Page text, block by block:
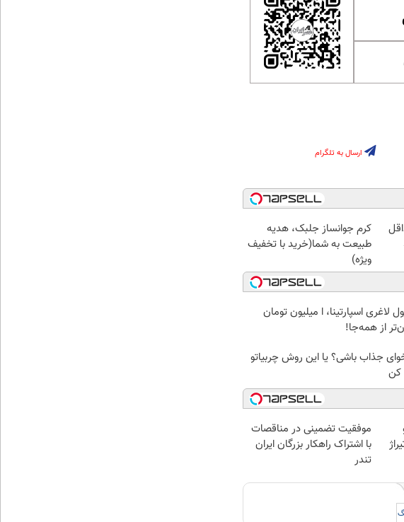
ارسال به تلگرام
کرم جوانساز جلبک، هدیه
طبیعت به شما(خرید با تخفیف
ویژه)
لاغری اسپارتینا، ا میلیون تومان
از همه‌جا!
جذاب باشی؟ یا این روش چربیاتو
کن
موفقیت تضمینی در مناقصات
با اشتراک راهکار بزرگان ایران
تندر